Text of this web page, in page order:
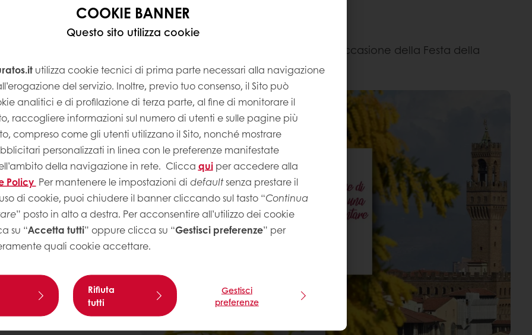
anni '50 ed è strettamente legata alle donne, celebrate sia in occasione della Festa della
Donna.
regalare mazzi di
la rinascita e la
Mimosa, una torta
ricoperta di cubetti di
Per te, Puratos ha
COOKIE BANNER
Questo sito utilizza cookie
utilizza cookie tecnici di prima parte necessari alla navigazione
del servizio. Inoltre, previo tuo consenso, il Sito può
analitici e di profilazione di terza parte, al fine di monitorare il
raccogliere informazioni sul numero di utenti e sulle pagine più
compreso come gli utenti utilizzano il Sito, nonché mostrare
personalizzati in linea con le preferenze manifestate
della navigazione in rete. Clicca quiper accedere alla
Policy Per mantenere le impostazioni di defaultsenza prestare il
di cookie, puoi chiudere il banner cliccando sul tasto “Continua
” posto in alto a destra. Per acconsentire all’utilizzo dei cookie
su “Accetta tutti” oppure clicca su “Gestisci preferenze” per
quali cookie accettare.
Rifiuta
tutti
Gestisci
preferenze